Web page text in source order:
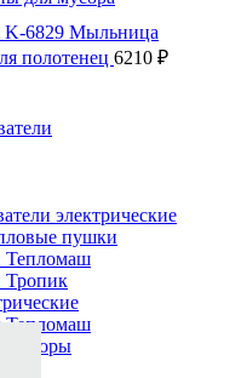
электрические
пушки
Тепломаш
Тропик
Тепломаш
полотенец 6210 ₽